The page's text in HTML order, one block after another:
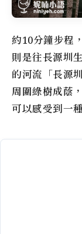
約10分鐘步程
則是往長源圳
的河流「長源
周圍綠樹成蔭
可以感受到一